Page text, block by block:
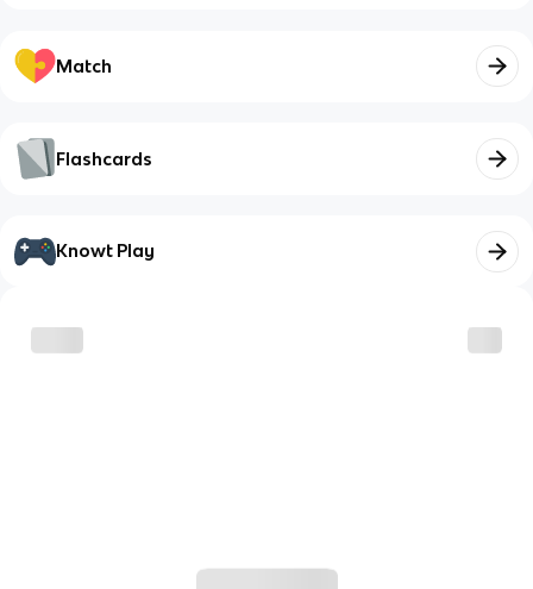
Match
Flashcards
Knowt Play